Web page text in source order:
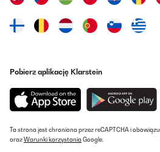
Pobierz aplikację Klarstein
Ta strona jest chroniona przez reCAPTCHA i
orazWarunki korzystania Google.